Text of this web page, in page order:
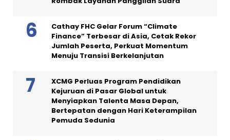
Cathay FHC Gelar Forum “Climate
Finance” Terbesar di Asia, Cetak Rekor
Jumlah Peserta, Perkuat Momentum
Menuju Transisi Berkelanjutan
XCMG Perluas Program Pendidikan
Kejuruan di Pasar Global untuk
Menyiapkan Talenta Masa Depan,
Bertepatan dengan Hari Keterampilan
Pemuda Sedunia